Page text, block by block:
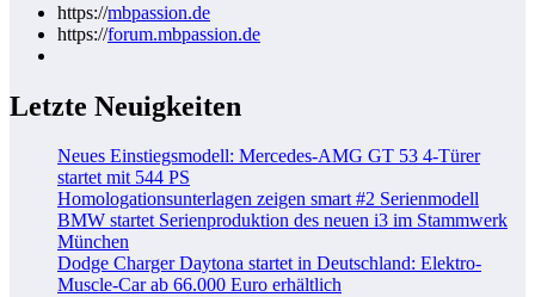
https://mbpassion.de
https://forum.mbpassion.de
Letzte Neuigkeiten
Neues Einstiegsmodell: Mercedes-AMG GT 53 4-Türer
startet mit 544 PS
Homologationsunterlagen zeigen smart #2 Serienmodell
BMW startet Serienproduktion des neuen i3 im Stammwerk
München
Dodge Charger Daytona startet in Deutschland: Elektro-
Muscle-Car ab 66.000 Euro erhältlich